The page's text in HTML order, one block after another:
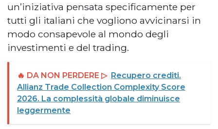
un’iniziativa pensata specificamente per
tutti gli italiani che vogliono avvicinarsi in
modo consapevole al mondo degli
investimenti e del trading.
🔥 DA NON PERDERE ▷ Recupero crediti.
Allianz Trade Collection Complexity Score
2026. La complessità globale diminuisce
leggermente